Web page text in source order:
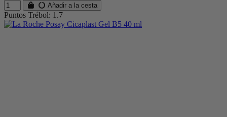
Añadir a la cesta
Puntos Trébol: 1.7